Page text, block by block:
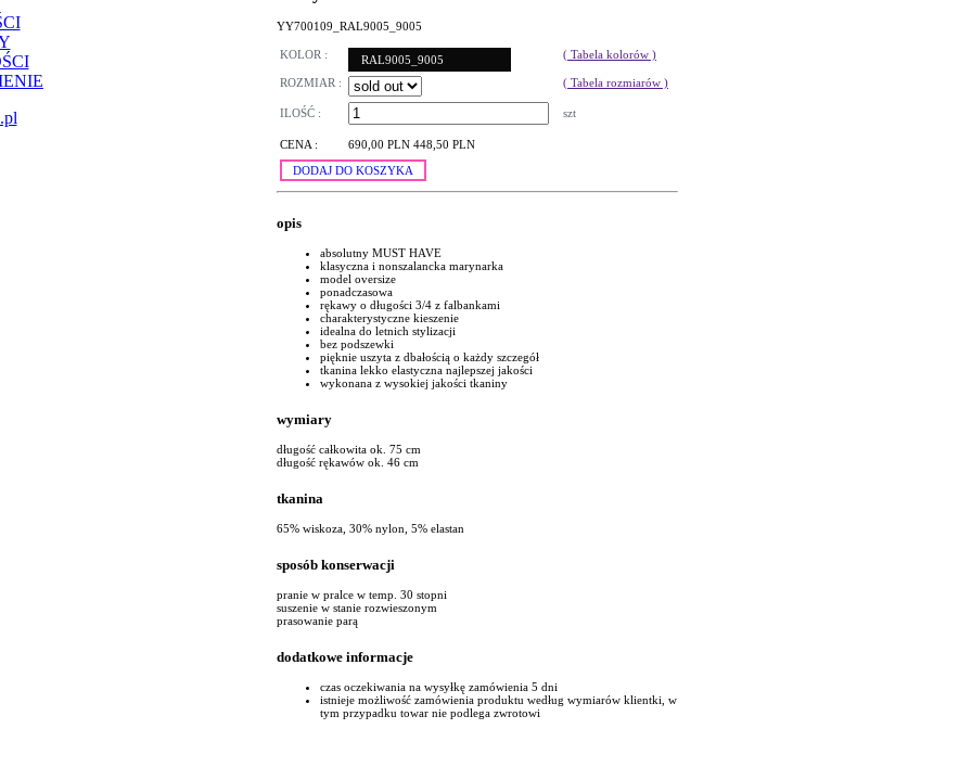
YY700109_RAL9005_9005
KOLOR : RAL9005_9005 ( Tabela kolorów )
ROZMIAR : ( Tabela rozmiarów )
ILOŚĆ : szt
CENA : 690,00 PLN 448,50 PLN
DODAJ DO KOSZYKA
opis
absolutny MUST HAVE
klasyczna i nonszalancka marynarka
model oversize
ponadczasowa
rękawy o długości 3/4 z falbankami
charakterystyczne kieszenie
idealna do letnich stylizacji
bez podszewki
pięknie uszyta z dbałością o każdy szczegół
tkanina lekko elastyczna najlepszej jakości
wykonana z wysokiej jakości tkaniny
wymiary
długość całkowita ok. 75 cm
długość rękawów ok. 46 cm
tkanina
65% wiskoza, 30% nylon, 5% elastan
sposób konserwacji
pranie w pralce w temp. 30 stopni
suszenie w stanie rozwieszonym
prasowanie parą
dodatkowe informacje
czas oczekiwania na wysyłkę zamówienia 5 dni
istnieje możliwość zamówienia produktu według wymiarów klientki, w
tym przypadku towar nie podlega zwrotowi